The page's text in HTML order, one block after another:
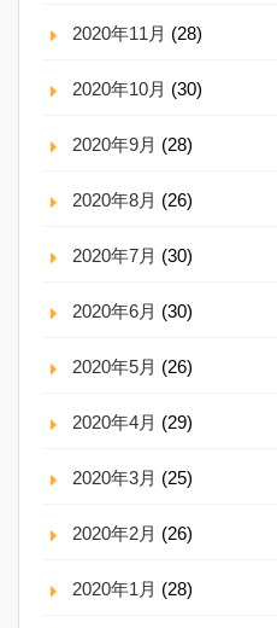
2020年11月 (28)
2020年10月 (30)
2020年9月 (28)
2020年8月 (26)
2020年7月 (30)
2020年6月 (30)
2020年5月 (26)
2020年4月 (29)
2020年3月 (25)
2020年2月 (26)
2020年1月 (28)